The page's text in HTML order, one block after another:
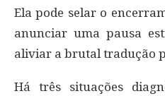
Ela pode selar o
anunciar uma pausa
aliviar a brutal tradução
Há três situações